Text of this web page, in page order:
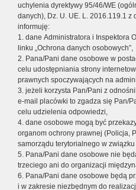
uchylenia dyrektywy 95/46/WE
danych), Dz. U. UE. L. 2016.119.1 z
informuję:
1. dane Administratora i Inspektora
linku „Ochrona danych osobowych”,
2. Pana/Pani dane osobowe w
celu udostępniania strony
prawnych spoczywających na
3. jeżeli korzysta Pan/Pani z
e-mail placówki to zgadza się Pan/
celu udzielenia odpowiedzi,
4. dane osobowe mogą być
organom ochrony prawnej (Policja,
samorządu terytorialnego w
5. Pana/Pani dane osobowe nie
trzeciego ani do organizacji
6. Pana/Pani dane osobowe będą
i w zakresie niezbędnym do